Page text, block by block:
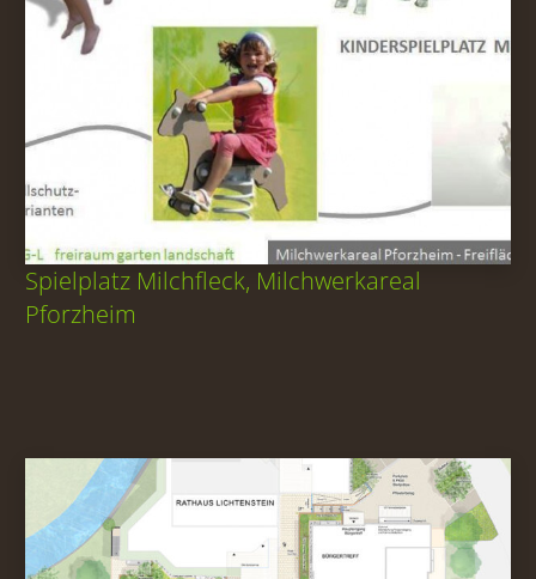
Spielplatz Milchfleck, Milchwerkareal
Pforzheim